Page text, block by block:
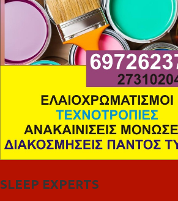
SLEEP EXPERTS